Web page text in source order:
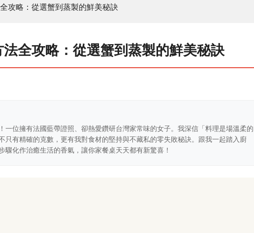
攻略：從選蟹到蒸製的鮮美秘訣
全攻略：從選蟹到蒸製的鮮美秘訣
一位擁有法國藍帶證照、卻熱愛鑽研台灣家常味的女子。我深信「料理是場溫柔的
只有精確的克數，更有我對食材的堅持與不藏私的零失敗秘訣。跟我一起踏入廚
驟化作治癒生活的香氣，讓你家餐桌天天都有新驚喜！